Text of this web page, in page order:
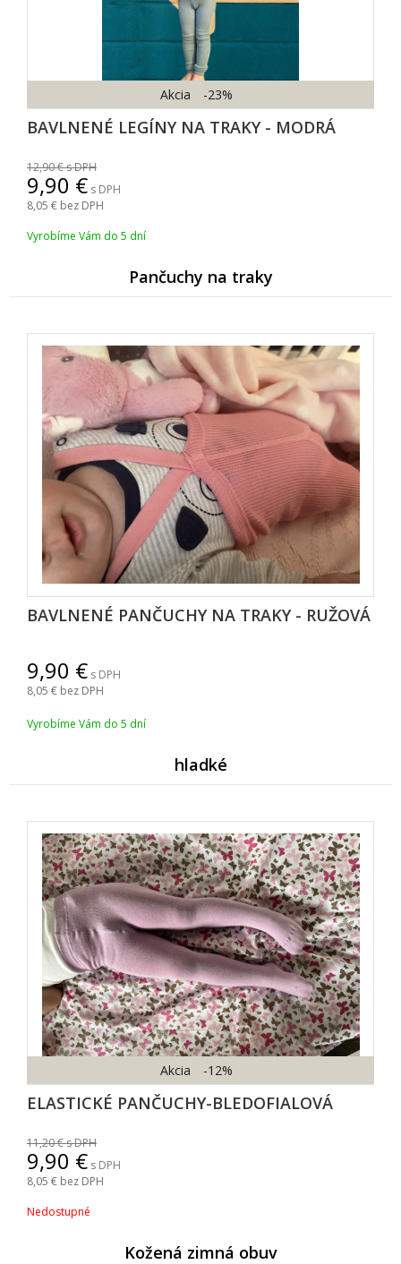
BAVLNENÉ LEGÍNY NA TRAKY - MODRÁ
Akcia -23%
12,90s DPH
9,90
s DPH
8,05 bez DPH
Vyrobíme Vám do 5 dní
Pančuchy na traky
BAVLNENÉ PANČUCHY NA TRAKY - RUŽOVÁ
9,90
s DPH
8,05 bez DPH
Vyrobíme Vám do 5 dní
hladké
ELASTICKÉ PANČUCHY-BLEDOFIALOVÁ
Akcia -12%
11,20s DPH
9,90
s DPH
8,05 bez DPH
Nedostupné
Kožená zimná obuv